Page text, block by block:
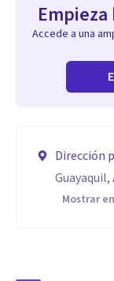
Accede a una
Dirección
Mostrar